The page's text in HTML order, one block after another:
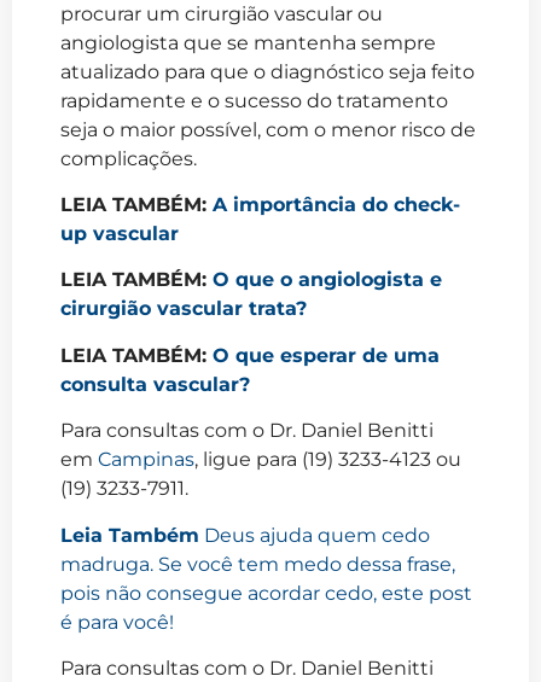
procurar um cirurgião vascular ou
angiologista que se mantenha sempre
atualizado para que o diagnóstico seja feito
rapidamente e o sucesso do tratamento
seja o maior possível, com o menor risco de
complicações.
LEIA TAMBÉM: A importância do check-
up vascular
LEIA TAMBÉM: O que o angiologista e
cirurgião vascular trata?
LEIA TAMBÉM: O que esperar de uma
consulta vascular?
Para consultas com o Dr. Daniel Benitti
em Campinas, ligue para (19) 3233-4123 ou
(19) 3233-7911.
Leia Também Deus ajuda quem cedo
madruga. Se você tem medo dessa frase,
pois não consegue acordar cedo, este post
é para você!
Para consultas com o Dr. Daniel Benitti